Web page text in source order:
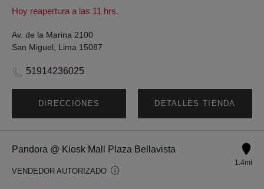
Hoy reapertura a las 11 hrs.
Av. de la Marina 2100
San Miguel, Lima 15087
51914236025
DIRECCIONES DETALLES TIENDA
Pandora @ Kiosk Mall Plaza Bellavista
VENDEDOR AUTORIZADO
1.4mi